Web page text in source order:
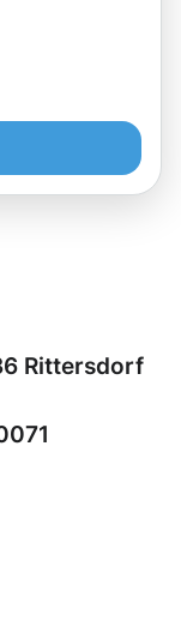
Rittersdorf